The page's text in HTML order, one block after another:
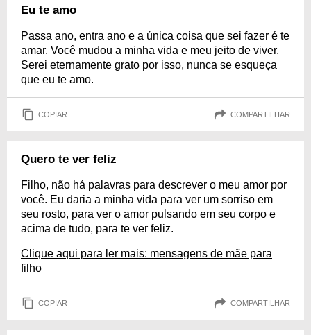
Eu te amo
Passa ano, entra ano e a única coisa que sei fazer é te
amar. Você mudou a minha vida e meu jeito de viver.
Serei eternamente grato por isso, nunca se esqueça
que eu te amo.
COPIAR COMPARTILHAR
Quero te ver feliz
Filho, não há palavras para descrever o meu amor por
você. Eu daria a minha vida para ver um sorriso em
seu rosto, para ver o amor pulsando em seu corpo e
acima de tudo, para te ver feliz.
Clique aqui para ler mais: mensagens de mãe para
filho
COPIAR COMPARTILHAR